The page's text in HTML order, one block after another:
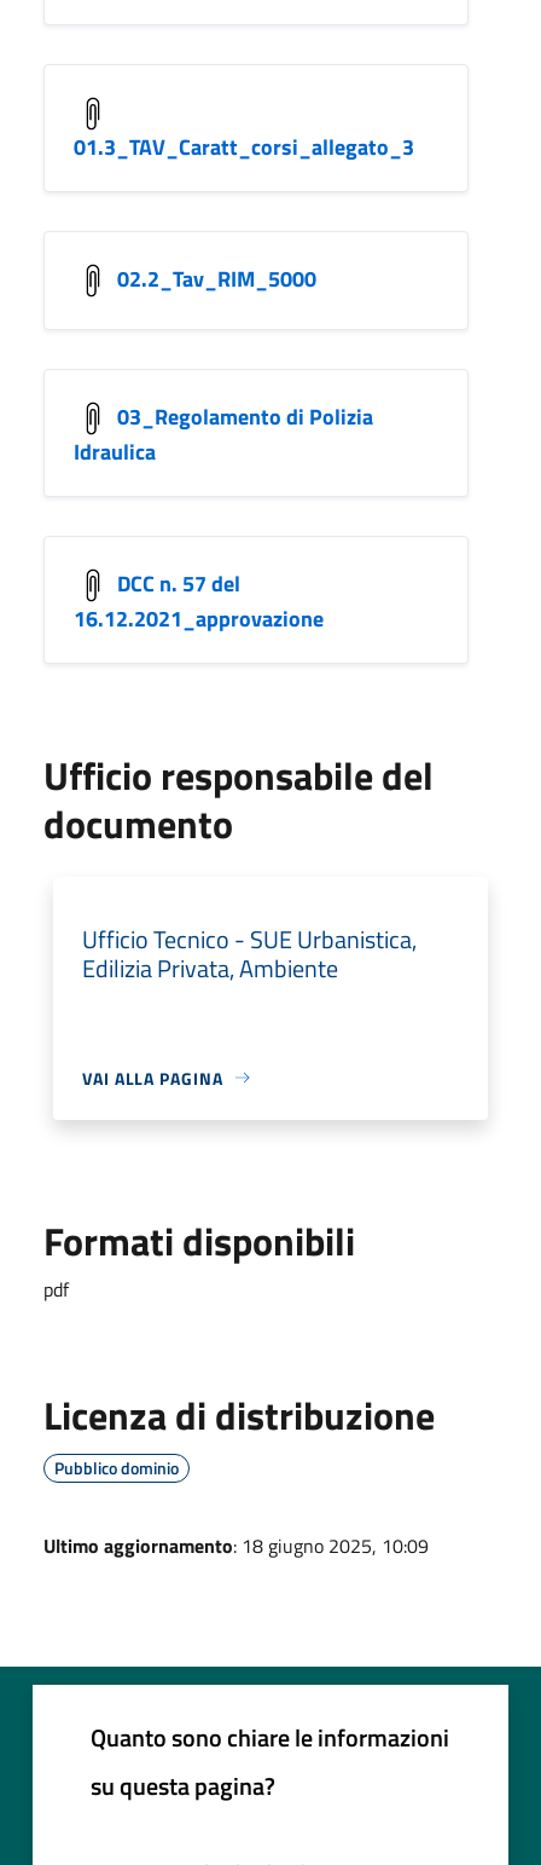
01.3_TAV_Caratt_corsi_allegato_3
02.2_Tav_RIM_5000
03_Regolamento di Polizia
Idraulica
DCC n. 57 del
16.12.2021_approvazione
Ufficio responsabile del
documento
Ufficio Tecnico - SUE Urbanistica,
Edilizia Privata, Ambiente
VAI ALLA PAGINA
Formati disponibili
pdf
Licenza di distribuzione
Pubblico dominio
Ultimo aggiornamento: 18 giugno 2025, 10:09
Quanto sono chiare le informazioni
su questa pagina?